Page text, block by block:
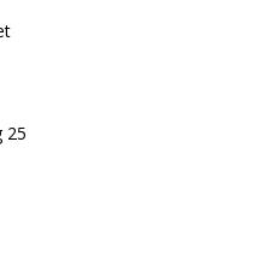
25